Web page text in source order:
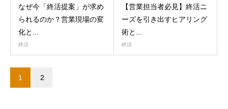
なぜ今「終活提案」が求め
られるのか？営業現場の変
化と...
終活
【営業担当者必見】終活ニ
ーズを引き出すヒアリング
術と...
終活
1 2